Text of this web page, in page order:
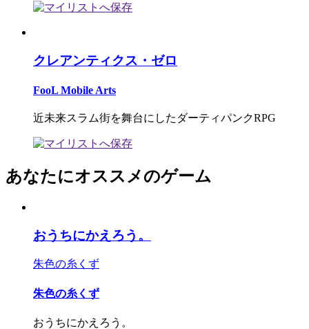
クレアンティクス・ゼロ
FooL Mobile Arts
近未来スラム街を舞台にしたダーティパンクRPG
あなたにオススメのゲーム
おうちにかえろう。
朱色の糸くず
朱色の糸くず
おうちにかえろう。